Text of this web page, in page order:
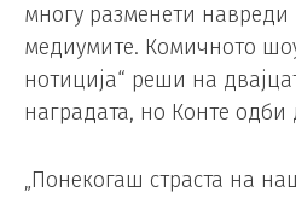
многу разменети
медиумите. Комичното
нотиција“ реши на
наградата, но Конте одби
„Понекогаш страста на